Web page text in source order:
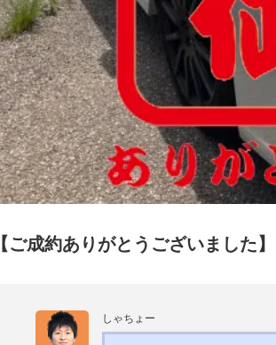
【ご成約ありがとうございまし
しゃちょー